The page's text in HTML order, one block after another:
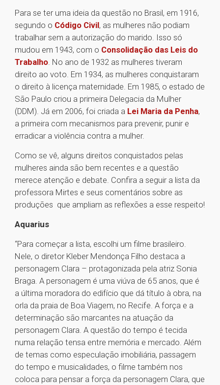
Para se ter uma ideia da questão no Brasil, em 1916,
segundo o Código Civil, as mulheres não podiam
trabalhar sem a autorização do marido. Isso só
mudou em 1943, com o Consolidação das Leis do
Trabalho. No ano de 1932 as mulheres tiveram
direito ao voto. Em 1934, as mulheres conquistaram
o direito à licença maternidade. Em 1985, o estado de
São Paulo criou a primeira Delegacia da Mulher
(DDM). Já em 2006, foi criada a Lei Maria da Penha,
a primeira com mecanismos para prevenir, punir e
erradicar a violência contra a mulher.
Como se vê, alguns direitos conquistados pelas
mulheres ainda são bem recentes e a questão
merece atenção e debate. Confira a seguir a lista da
professora Mirtes e seus comentários sobre as
produções que ampliam as reflexões a esse respeito!
Aquarius
“Para começar a lista, escolhi um filme brasileiro.
Nele, o diretor Kleber Mendonça Filho destaca a
personagem Clara – protagonizada pela atriz Sonia
Braga. A personagem é uma viúva de 65 anos, que é
a última moradora do edifício que dá título à obra, na
orla da praia de Boa Viagem, no Recife. A força e a
determinação são marcantes na atuação da
personagem Clara. A questão do tempo é tecida
numa relação tensa entre memória e mercado. Além
de temas como especulação imobiliária, passagem
do tempo e musicalidades, o filme também nos
coloca para pensar a força da personagem Clara, que